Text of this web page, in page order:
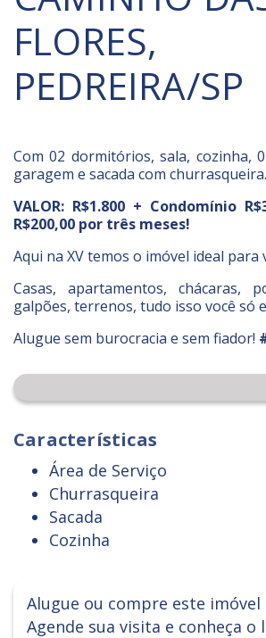
FLORES,
PEDREIRA/SP
Com 02 dormitórios, sala, cozinha,
garagem e sacada com churrasqueira.
VALOR: R$1.800 + Condomínio
R$200,00 por três meses!
Aqui na XV temos o imóvel ideal para
Casas, apartamentos, chácaras,
galpões, terrenos, tudo isso você só
Alugue sem burocracia e sem fiador!
Características
Área de Serviço
Churrasqueira
Sacada
Cozinha
Alugue ou compre este imóvel
Agende sua visita e conheça o